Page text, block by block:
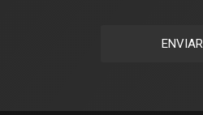
ENVIAR